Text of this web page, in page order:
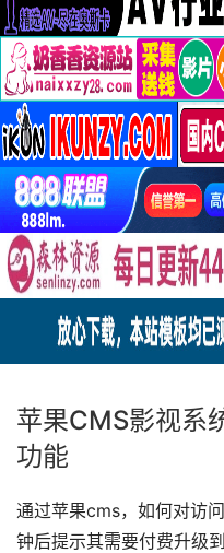
苹果CMS影视系
功能
通过苹果cms，如何对访
钟后提示其需要付费升级